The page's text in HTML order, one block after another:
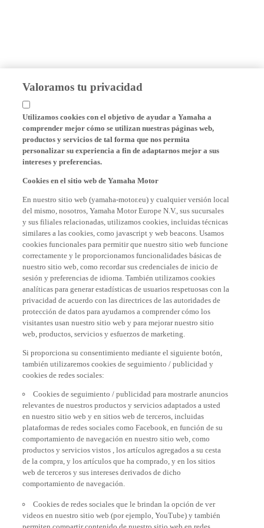
Valoramos tu privacidad
comprender mejor cómo se utilizan nuestras páginas web,
productos y servicios de tal forma que nos permita
personalizar su experiencia a fin de adaptarnos mejor a sus
intereses y preferencias.
del mismo, nosotros, Yamaha Motor Europe N.V., sus sucursales
y sus filiales relacionadas, utilizamos cookies, incluidas técnicas
similares a las cookies, como javascript y web beacons. Usamos
cookies funcionales para permitir que nuestro sitio web funcione
correctamente y le proporcionamos funcionalidades básicas de
nuestro sitio web, como recordar sus credenciales de inicio de
sesión y preferencias de idioma. También utilizamos cookies
analíticas para generar estadísticas de usuarios respetuosas con la
privacidad de acuerdo con las directrices de las autoridades de
protección de datos para ayudarnos a comprender cómo los
visitantes usan nuestro sitio web y para mejorar nuestro sitio
web, productos, servicios y esfuerzos de marketing.
también utilizaremos cookies de seguimiento / publicidad y
relevantes de nuestros productos y servicios adaptados a usted
en nuestro sitio web y en sitios web de terceros, incluidas
plataformas de redes sociales como Facebook, en función de su
comportamiento de navegación en nuestro sitio web, como
productos y servicios vistos , los artículos agregados a su cesta
de la compra, y los artículos que ha comprado, y en los sitios
web de terceros y sus intereses derivados de dicho
comportamiento de navegación.
videos en nuestro sitio web (por ejemplo, YouTube) y también
permiten compartir contenido de nuestro sitio web en redes